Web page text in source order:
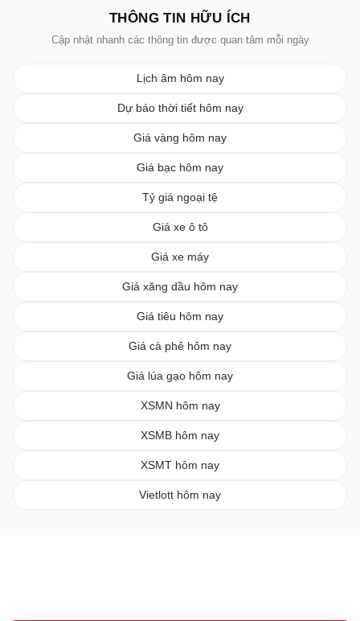
THÔNG TIN HỮU ÍCH
Cập nhật nhanh các thông tin được quan tâm mỗi ngày
Lịch âm hôm nay
Dự báo thời tiết hôm nay
Giá vàng hôm nay
Giá bạc hôm nay
Tỷ giá ngoại tệ
Giá xe ô tô
Giá xe máy
Giá xăng dầu hôm nay
Giá tiêu hôm nay
Giá cà phê hôm nay
Giá lúa gạo hôm nay
XSMN hôm nay
XSMB hôm nay
XSMT hôm nay
Vietlott hôm nay